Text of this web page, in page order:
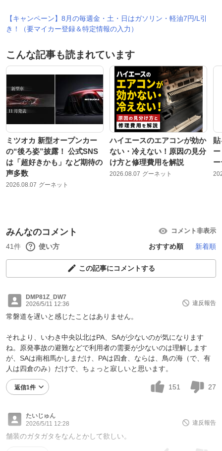
【キャンペーン】8月の毎週金・土・日はガソリン・軽油7円/L引
き！（要マイカー登録＆特定情報の入力）
こんな記事も読まれています
ミツオカ 新型オープンカー
の“後ろ姿”披露！ 公式SNS
は「超好きかも」など期待の
声多数
2026.08.07 グーネット
ハイエースのエアコンが効か
ない・冷えない！原因の見分
け方と修理費用を解説
2026.08.07 グーネット
みんなのコメント コメント非表示
41件 使い方 おすすめ順 新着順
この記事にコメントする
DMP81Z_DW7
2026/5/11 12:36
違反報告
常磐道を遅いと感じたことはありません。
それより、いわき中央以北はPA、SAが少ないのが気になります
ね。原発事故の避難などで利用者の需要が少ないのは理解します
が、SAは南相馬かしまだけ、PAは四倉、ならは、鳥の海（で、有
人は四倉のみ）だけで、ちょっと寂しいと思います。
返信1件 151 27
たいじゅん
2026/5/11 12:28
違反報告
舗装のガタガタをなんとかして欲しい。